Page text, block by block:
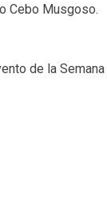
Cebo Musgoso.
de la